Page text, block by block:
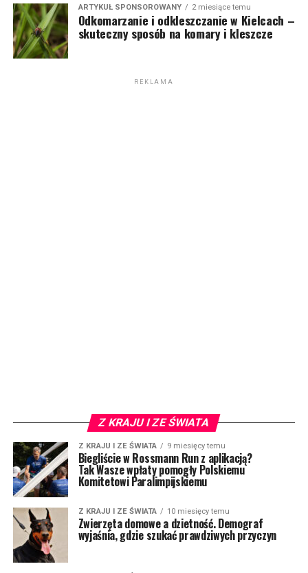
ARTYKUŁ SPONSOROWANY 2 miesiące temu
Odkomarzanie i odkleszczanie w Kielcach –
skuteczny sposób na komary i kleszcze
REKLAMA
Z KRAJU I ZE ŚWIATA
Z KRAJU I ZE ŚWIATA 9 miesięcy temu
Biegliście w Rossmann Run z aplikacją?
Tak Wasze wpłaty pomogły Polskiemu
Komitetowi Paralimpijskiemu
Z KRAJU I ZE ŚWIATA 10 miesięcy temu
Zwierzęta domowe a dzietność. Demograf
wyjaśnia, gdzie szukać prawdziwych przyczyn